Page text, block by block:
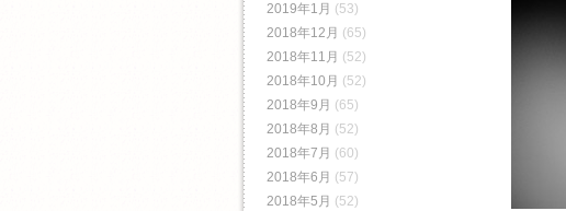
2019年1月 (53)
2018年12月 (65)
2018年11月 (52)
2018年10月 (52)
2018年9月 (65)
2018年8月 (52)
2018年7月 (60)
2018年6月 (57)
2018年5月 (52)